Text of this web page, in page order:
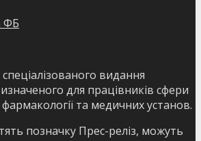
ФБ
видання
для працівників сфери
та медичних установ.
позначку Прес-реліз, можуть